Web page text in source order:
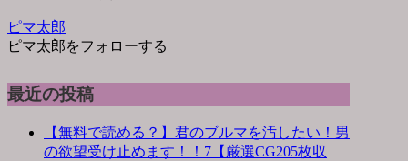
ピマ太郎
ピマ太郎をフォローする
最近の投稿
【無料で読める？】君のブルマを汚したい！男
の欲望受け止めます！！7【厳選CG205枚収